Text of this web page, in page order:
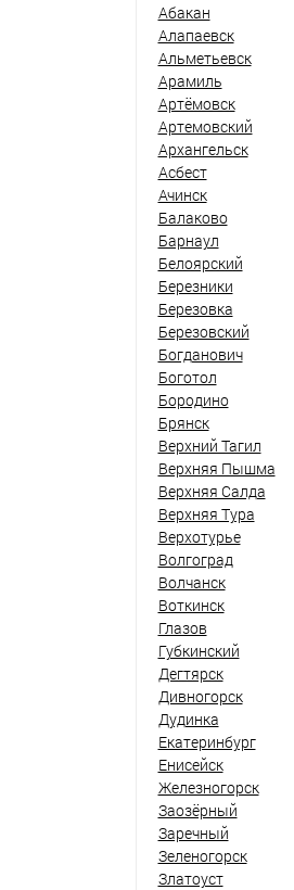
Абакан
Алапаевск
Альметьевск
Арамиль
Артёмовск
Артемовский
Архангельск
Асбест
Ачинск
Балаково
Барнаул
Белоярский
Березники
Березовка
Березовский
Богданович
Боготол
Бородино
Брянск
Верхний Тагил
Верхняя Пышма
Верхняя Салда
Верхняя Тура
Верхотурье
Волгоград
Волчанск
Воткинск
Глазов
Губкинский
Дегтярск
Дивногорск
Дудинка
Екатеринбург
Енисейск
Железногорск
Заозёрный
Заречный
Зеленогорск
Златоуст